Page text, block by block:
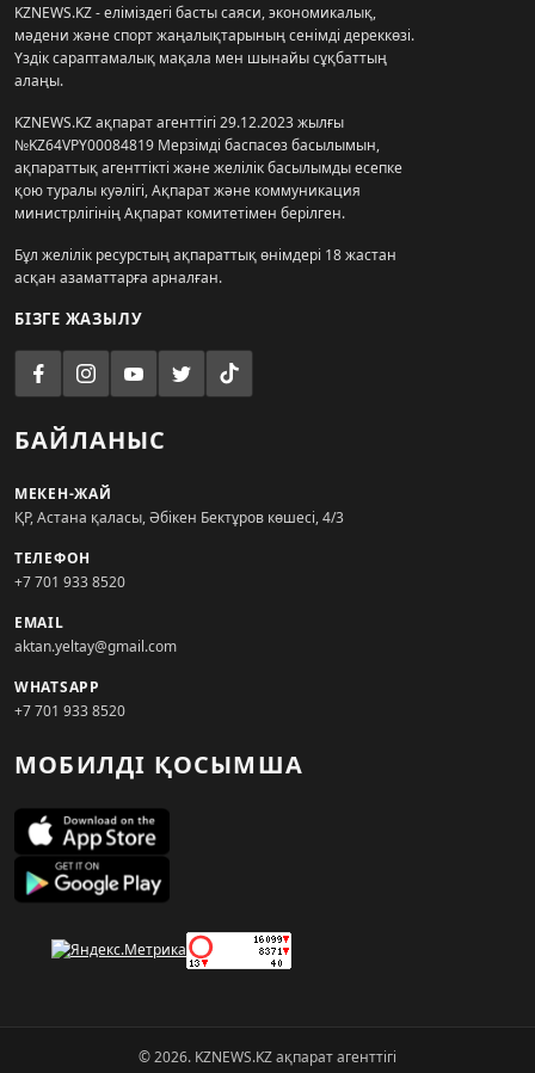
KZNEWS.KZ - еліміздегі басты саяси, экономикалық,
мәдени және спорт жаңалықтарының сенімді дереккөзі.
Үздік сараптамалық мақала мен шынайы сұқбаттың
алаңы.
KZNEWS.KZ ақпарат агенттігі 29.12.2023 жылғы
№KZ64VPY00084819 Мерзімді баспасөз басылымын,
ақпараттық агенттікті және желілік басылымды есепке
қою туралы куәлігі, Ақпарат және коммуникация
министрлігінің Ақпарат комитетімен берілген.
Бұл желілік ресурстың ақпараттық өнімдері 18 жастан
асқан азаматтарға арналған.
БІЗГЕ ЖАЗЫЛУ
БАЙЛАНЫС
МЕКЕН-ЖАЙ
ҚР, Астана қаласы, Әбікен Бектұров көшесі, 4/3
ТЕЛЕФОН
+7 701 933 8520
EMAIL
aktan.yeltay@gmail.com
WHATSAPP
+7 701 933 8520
МОБИЛДІ ҚОСЫМША
© 2026. KZNEWS.KZ ақпарат агенттігі